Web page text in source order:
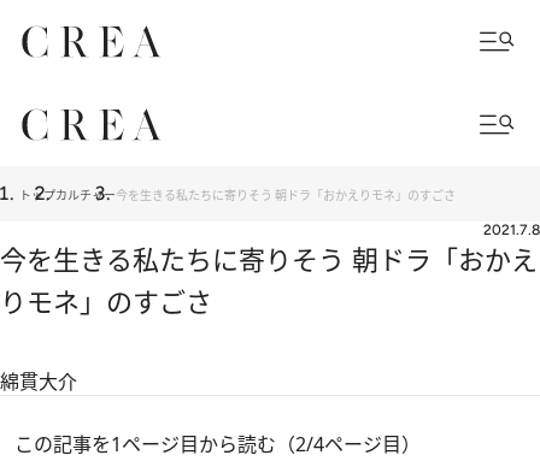
トップカルチャー今を生きる私たちに寄りそう 朝ドラ「おかえりモネ」のすごさ
2021.7.8
今を生きる私たちに寄りそう 朝ドラ「おかえ
りモネ」のすごさ
綿貫大介
この記事を1ページ目から読む（2/4ページ目）